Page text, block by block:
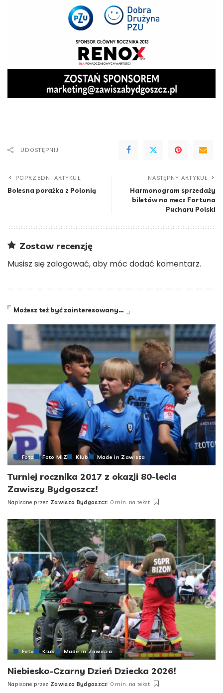
UDOSTĘPNIJ
POPRZEDNI ARTYKUŁ
Bolesna porażka z Polonią
NASTĘPNY ARTYKUŁ
Harmonogram sprzedaży
biletów na mecz Fortuna
Pucharu Polski
Zostaw recenzję
Musisz się zalogować, aby móc dodać komentarz.
Możesz też być zainteresowany…
Foto Foto MIZ Klub Made in Zawisza
Turniej rocznika 2017 z okazji 80-lecia
Zawiszy Bydgoszcz!
Posted
Napisane przez Zawisza Bydgoszcz 0 min. na tekst
Foto Klub Made in Zawisza
Niebiesko-Czarny Dzień Dziecka 2026!
Posted
Napisane przez Zawisza Bydgoszcz 0 min. na tekst